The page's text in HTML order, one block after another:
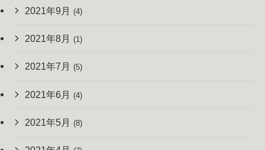
2021年9月 (4)
2021年8月 (1)
2021年7月 (5)
2021年6月 (4)
2021年5月 (8)